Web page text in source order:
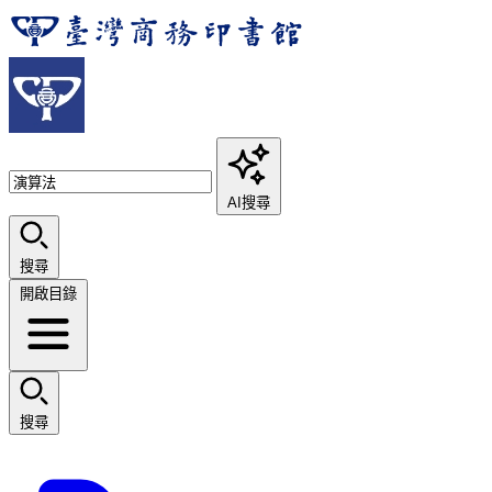
AI搜尋
搜尋
開啟目錄
搜尋